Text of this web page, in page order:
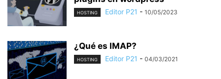
HOSTING Editor P21 - 10/05/2023
¿Qué es IMAP?
HOSTING Editor P21 - 04/03/2021